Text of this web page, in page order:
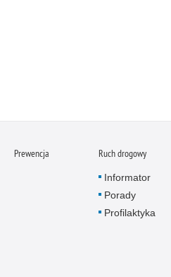
Prewencja Ruch drogowy
Informator
Porady
Profilaktyka